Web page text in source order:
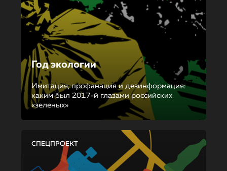
Год экологии
Имитация, профанация и дезинформация:
каким был 2017-й глазами российских
«зеленых»
СПЕЦПРОЕКТ